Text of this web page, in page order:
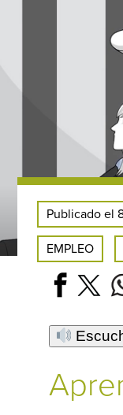
Publicado el
EMPLEO